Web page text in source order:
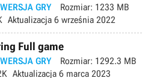
GRY Rozmiar: 1233 MB
Aktualizacja 6 września 2022
Full game
GRY Rozmiar: 1292.3 MB
Aktualizacja 6 marca 2023